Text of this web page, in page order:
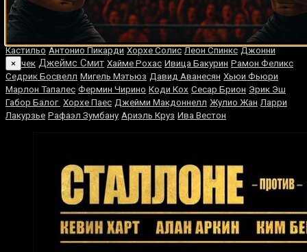
Карлос Гонгора Райан Гарсия Рокки Пепели
Чарльз
Мартин
Роман Смоленков Джимми Эллис Девин Хейни
Педро Мартинес Педро Санчес Эктор Веласкес Мэнни
Кастильо Антонио Пикарди Хорхе Солис Леон Спинкс Джонни
Пейчек Джеймс Смит Хайме Рохас Ивица Бакурин Рамон Феликс
Седрик Босвелл Мигель Мэтьюз Давид Аванесян Хьюи Фьюри
Марлон Тапалес Фермин Чирино Коди Кох Сесар Брион Эрик Эш
Габор Балог Хорхе Паес Джейми Макдоннелл Жулио Жан Ларри
Лакурзье Рафаэл Зумбану Ариэль Круз Ива Вестон
×